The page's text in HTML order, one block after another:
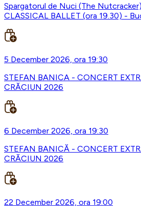
Spargatorul de Nuci (The
CLASSICAL BALLET (ora 19.30) -
5 December 2026, ora 19:30
STEFAN BANICA - CONCERT
CRĂCIUN 2026
6 December 2026, ora 19:30
STEFAN BANICĂ - CONCERT
CRĂCIUN 2026
22 December 2026, ora 19:00